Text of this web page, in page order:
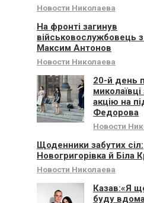
Новости Николаева
На фронті загинув
військовослужбовець
Максим Антонов
Новости Николаева
20-й день
акцію на
Федорова
Новости
Щоденники забутих сіл:
Новогригорівка й Біла
Новости Николаева
Казав:«Я
буду